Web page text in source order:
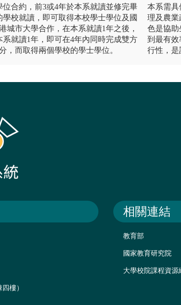
合約，前3或4年於本系就讀並修完畢
校就讀，即可取得本校學士學位及國
城市大學合作，在本系就讀1年之後，
就讀1年，即可在4年內同時完成雙方
，而取得兩個學校的學士學位。
本系需具
理及農業
色是協助
到最有效
行性，是
樓）
相關連結
教育部
國家教育研究院
大學校院課程資源